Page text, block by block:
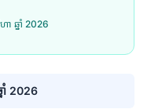
ា ឆ្នាំ 2026
ាំ 2026